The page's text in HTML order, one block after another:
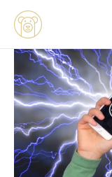
contenido
de
entradas